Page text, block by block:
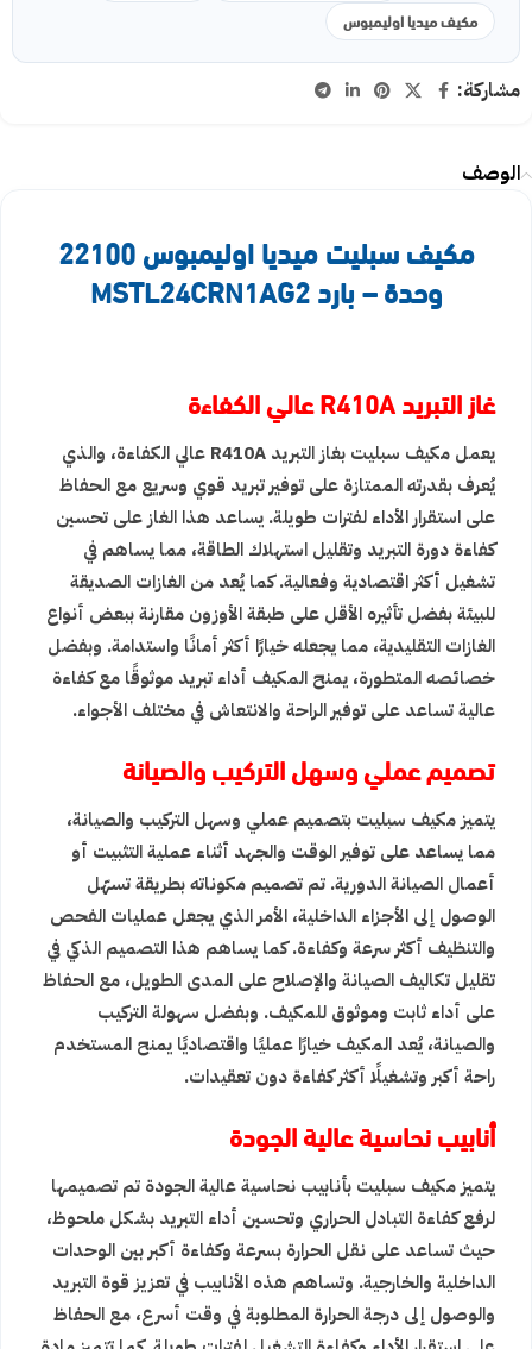
مكيف ميديا اوليمبوس
مشاركة:
الوصف
مكيف سبليت ميديا اوليمبوس 22100
وحدة – بارد MSTL24CRN1AG2
غاز التبريد R410A عالي الكفاءة
يعمل مكيف سبليت بغاز التبريد R410A عالي الكفاءة، والذي
يُعرف بقدرته الممتازة على توفير تبريد قوي وسريع مع الحفاظ
على استقرار الأداء لفترات طويلة. يساعد هذا الغاز على تحسين
كفاءة دورة التبريد وتقليل استهلاك الطاقة، مما يساهم في
تشغيل أكثر اقتصادية وفعالية. كما يُعد من الغازات الصديقة
للبيئة بفضل تأثيره الأقل على طبقة الأوزون مقارنة ببعض أنواع
الغازات التقليدية، مما يجعله خيارًا أكثر أمانًا واستدامة. وبفضل
خصائصه المتطورة، يمنح المكيف أداء تبريد موثوقًا مع كفاءة
عالية تساعد على توفير الراحة والانتعاش في مختلف الأجواء.
تصميم عملي وسهل التركيب والصيانة
يتميز مكيف سبليت بتصميم عملي وسهل التركيب والصيانة،
مما يساعد على توفير الوقت والجهد أثناء عملية التثبيت أو
أعمال الصيانة الدورية. تم تصميم مكوناته بطريقة تسهّل
الوصول إلى الأجزاء الداخلية، الأمر الذي يجعل عمليات الفحص
والتنظيف أكثر سرعة وكفاءة. كما يساهم هذا التصميم الذكي في
تقليل تكاليف الصيانة والإصلاح على المدى الطويل، مع الحفاظ
على أداء ثابت وموثوق للمكيف. وبفضل سهولة التركيب
والصيانة، يُعد المكيف خيارًا عمليًا واقتصاديًا يمنح المستخدم
راحة أكبر وتشغيلًا أكثر كفاءة دون تعقيدات.
أنابيب نحاسية عالية الجودة
يتميز مكيف سبليت بأنابيب نحاسية عالية الجودة تم تصميمها
لرفع كفاءة التبادل الحراري وتحسين أداء التبريد بشكل ملحوظ،
حيث تساعد على نقل الحرارة بسرعة وكفاءة أكبر بين الوحدات
الداخلية والخارجية. وتساهم هذه الأنابيب في تعزيز قوة التبريد
والوصول إلى درجة الحرارة المطلوبة في وقت أسرع، مع الحفاظ